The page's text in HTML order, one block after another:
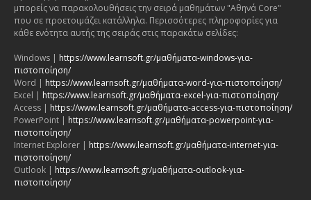
μπορείς να παρακολουθήσεις την σειρά μαθημάτων "Αθηνά Core"
που σε προετοιμάζει κατάλληλα. Περισσότερες πληροφορίες για
κάθε ενότητα αυτής της σειράς στις παρακάτω σελίδες:
Windows | https://www.learnsoft.gr/μαθήματα-windows-για-
πιστοποίηση/
Word | https://www.learnsoft.gr/μαθήματα-word-για-πιστοποίηση/
Excel | https://www.learnsoft.gr/μαθήματα-excel-για-πιστοποίηση/
Access | https://www.learnsoft.gr/μαθήματα-access-για-πιστοποίηση/
PowerPoint | https://www.learnsoft.gr/μαθήματα-powerpoint-για-
πιστοποίηση/
Internet Explorer | https://www.learnsoft.gr/μαθήματα-internet-για-
πιστοποίηση/
Outlook | https://www.learnsoft.gr/μαθήματα-outlook-για-
πιστοποίηση/